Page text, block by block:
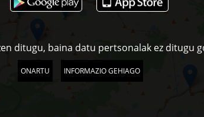
ditugu, baina datu pertsonalak ez ditugu
ONARTU INFORMAZIO GEHIAGO